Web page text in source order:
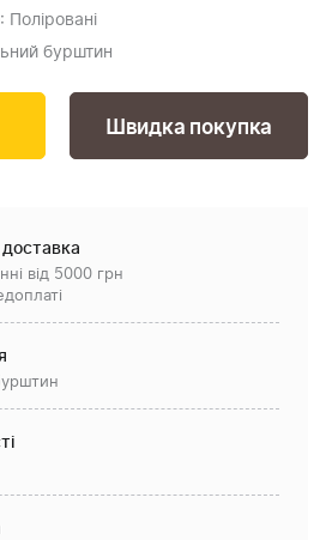
: Поліровані
бурштин
Швидка покупка
від 5000 грн